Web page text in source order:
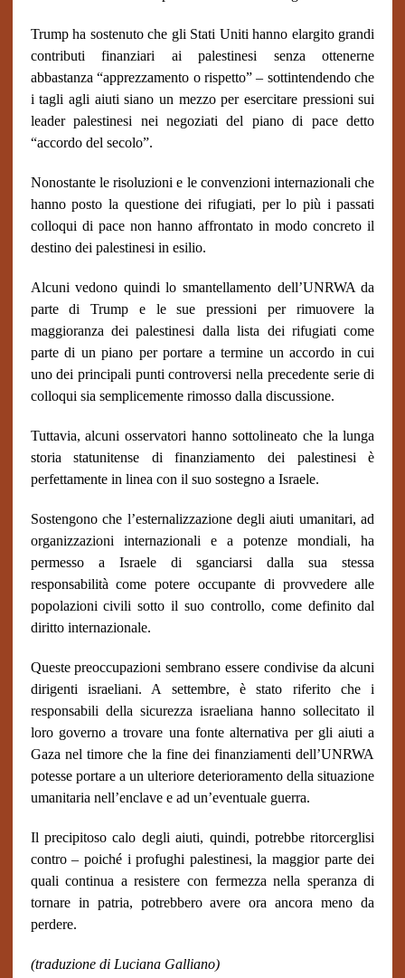
Trump ha sostenuto che gli Stati Uniti hanno elargito grandi
contributi finanziari ai palestinesi senza ottenerne
abbastanza “apprezzamento o rispetto” – sottintendendo che
i tagli agli aiuti siano un mezzo per esercitare pressioni sui
leader palestinesi nei negoziati del piano di pace detto
“accordo del secolo”.
Nonostante le risoluzioni e le convenzioni internazionali che
hanno posto la questione dei rifugiati, per lo più i passati
colloqui di pace non hanno affrontato in modo concreto il
destino dei palestinesi in esilio.
Alcuni vedono quindi lo smantellamento dell’UNRWA da
parte di Trump e le sue pressioni per rimuovere la
maggioranza dei palestinesi dalla lista dei rifugiati come
parte di un piano per portare a termine un accordo in cui
uno dei principali punti controversi nella precedente serie di
colloqui sia semplicemente rimosso dalla discussione.
Tuttavia, alcuni osservatori hanno sottolineato che la lunga
storia statunitense di finanziamento dei palestinesi è
perfettamente in linea con il suo sostegno a Israele.
Sostengono che l’esternalizzazione degli aiuti umanitari, ad
organizzazioni internazionali e a potenze mondiali, ha
permesso a Israele di sganciarsi dalla sua stessa
responsabilità come potere occupante di provvedere alle
popolazioni civili sotto il suo controllo, come definito dal
diritto internazionale.
Queste preoccupazioni sembrano essere condivise da alcuni
dirigenti israeliani. A settembre, è stato riferito che i
responsabili della sicurezza israeliana hanno sollecitato il
loro governo a trovare una fonte alternativa per gli aiuti a
Gaza nel timore che la fine dei finanziamenti dell’UNRWA
potesse portare a un ulteriore deterioramento della situazione
umanitaria nell’enclave e ad un’eventuale guerra.
Il precipitoso calo degli aiuti, quindi, potrebbe ritorcerglisi
contro – poiché i profughi palestinesi, la maggior parte dei
quali continua a resistere con fermezza nella speranza di
tornare in patria, potrebbero avere ora ancora meno da
perdere.
(traduzione di Luciana Galliano)